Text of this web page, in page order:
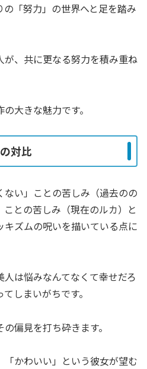
「努力」の世界へと足を踏み
が、共に更なる努力を積み重ね
大きな魅力です。
対比
い」ことの苦しみ（過去のの
との苦しみ（現在のルカ）と
キズムの呪いを描いている点に
は悩みなんてなくて幸せだろ
しまいがちです。
偏見を打ち砕きます。
かわいい」という彼女が望む